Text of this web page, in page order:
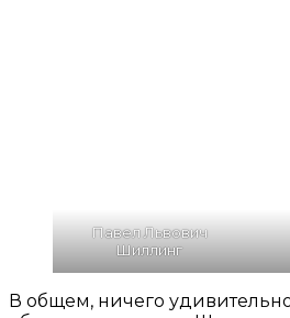
Павел Львович
Шиллинг
В общем, ничего